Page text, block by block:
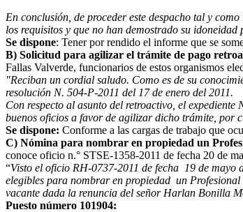
En conclusión, de proceder este despacho tal y
los requisitos y que no han demostrado su
Se dispone: Tener por rendido el informe que se
B) Solicitud para agilizar el trámite de pago
Fallas Valverde, funcionarios de estos organismos
"Reciban un cordial saludo. Como es de su
resolución N. 504-P-2011 del 17 de enero del 2011.
Con respecto al asunto del retroactivo, el
buenos oficios a favor de agilizar dicho trámite, por
Se dispone: Conforme a las cargas de trabajo que
C) Nómina para nombrar en propiedad un
conoce oficio n.° STSE-1358-2011 de fecha 20 de
“Visto el oficio RH-0737-2011 de fecha 19 de mayo
elegibles para nombrar en propiedad un
vacante dada la renuncia del señor Harlan Bonilla
Puesto número 101904: